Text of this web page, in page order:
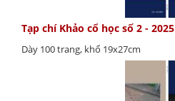
Tạp chí Khảo cổ học số 2 - 2025
Dày 100 trang, khổ 19x27cm